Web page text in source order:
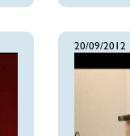
20/09/2012